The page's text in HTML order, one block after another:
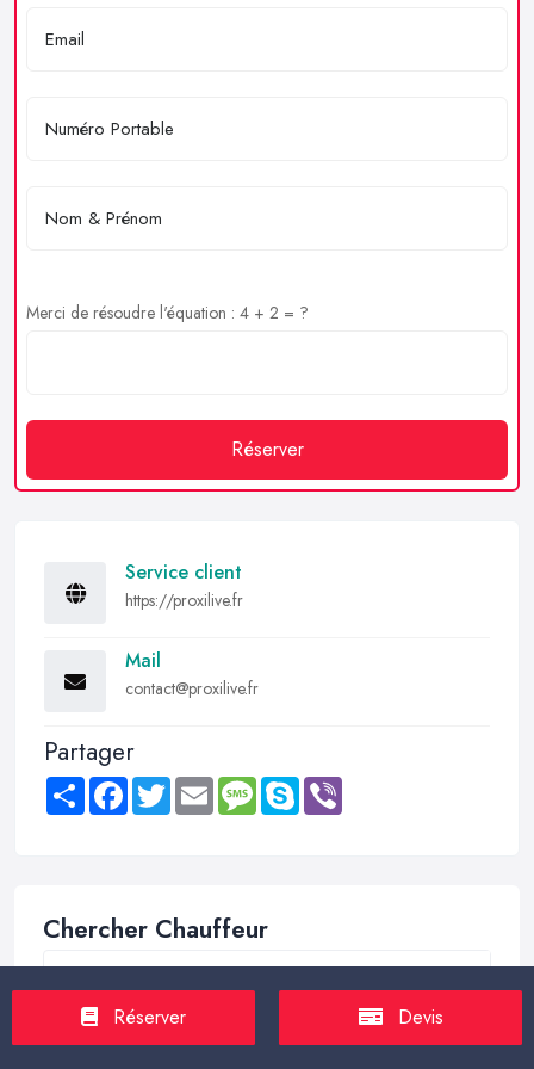
Merci de résoudre l'équation : 4 + 2 = ?
Réserver
Service client
https://proxilive.fr
Mail
contact@proxilive.fr
Partager
Share FacebookTwitter Email MessageSkype
Chercher Chauffeur
Réserver Devis